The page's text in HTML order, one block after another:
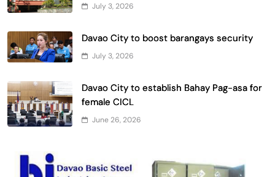
July 3, 2026
Davao City to boost barangays security
July 3, 2026
Davao City to establish Bahay Pag-asa for
female CICL
June 26, 2026